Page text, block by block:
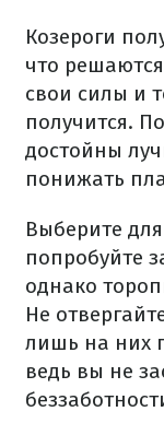
Козероги
что
свои силы и
получится.
достойны
понижать
Выберите
попробуйте
однако
Не
лишь на них
ведь вы не